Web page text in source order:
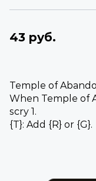
43 руб.
Temple of
When Temple of
scry 1.
{T}: Add {R} or {G}.